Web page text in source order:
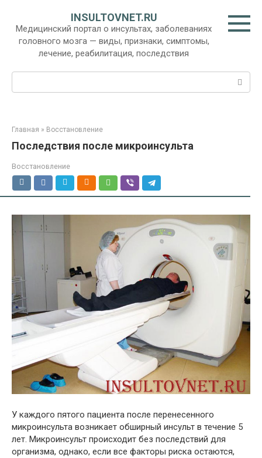
контенту
INSULTOVNET.RU
Медицинский портал о инсультах, заболеваниях
головного мозга — виды, признаки, симптомы,
лечение, реабилитация, последствия
Главная » Восстановление
Последствия после микроинсульта
Восстановление
У каждого пятого пациента после перенесенного
микроинсульта возникает обширный инсульт в течение 5
лет. Микроинсульт происходит без последствий для
организма, однако, если все факторы риска остаются,